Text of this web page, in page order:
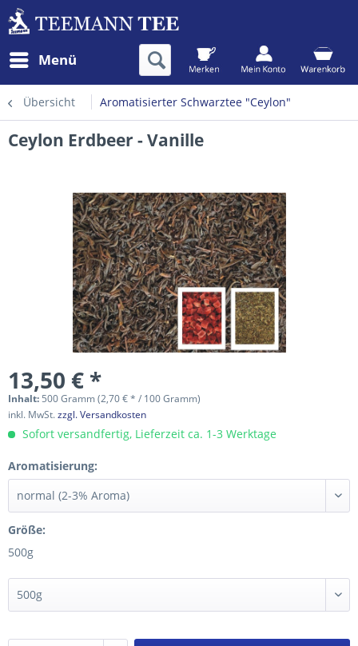
Menü
Übersicht Aromatisierter Schwarztee "Ceylon"
Ceylon Erdbeer - Vanille
13,50 € *
Inhalt: 500 Gramm (2,70 € * / 100 Gramm)
inkl. MwSt.zzgl. Versandkosten
Sofort versandfertig, Lieferzeit ca. 1-3 Werktage
Aromatisierung:
Größe:
500g